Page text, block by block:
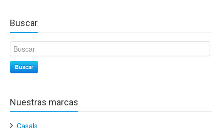
Buscar
Buscar
Nuestras marcas
Casals